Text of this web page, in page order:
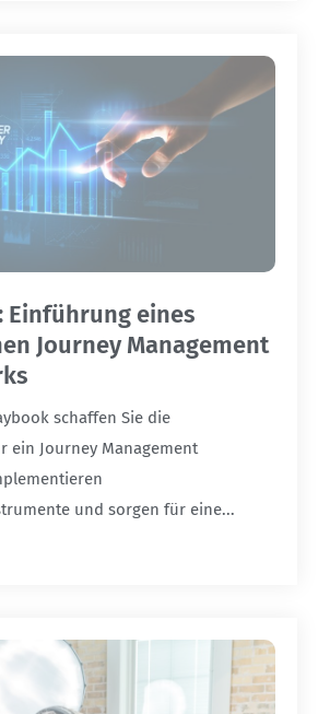
Einführung eines
Journey Management
schaffen Sie die
ein Journey Management
und sorgen für eine...